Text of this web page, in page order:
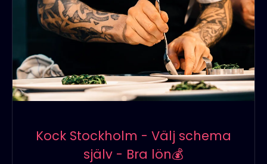
Kock Stockholm - Välj schema
själv - Bra lön💰